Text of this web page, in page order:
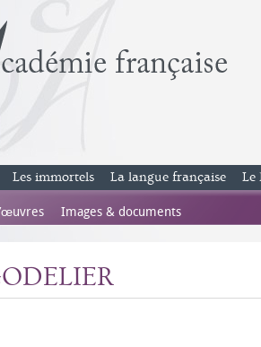
Les immortels La langue française Le
Images & documents